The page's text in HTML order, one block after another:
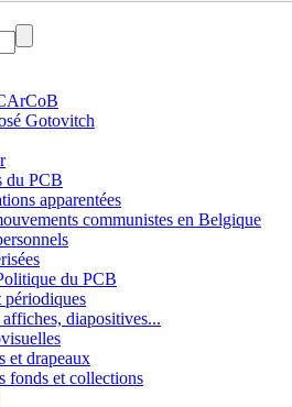
Gotovitch
du PCB
apparentées
communistes en Belgique
du PCB
diapositives...
et drapeaux
fonds et collections